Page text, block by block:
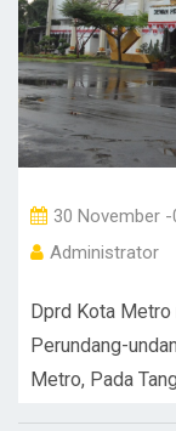
30 November -
Administrator
Dprd Kota
Perundang-
Metro, Pada